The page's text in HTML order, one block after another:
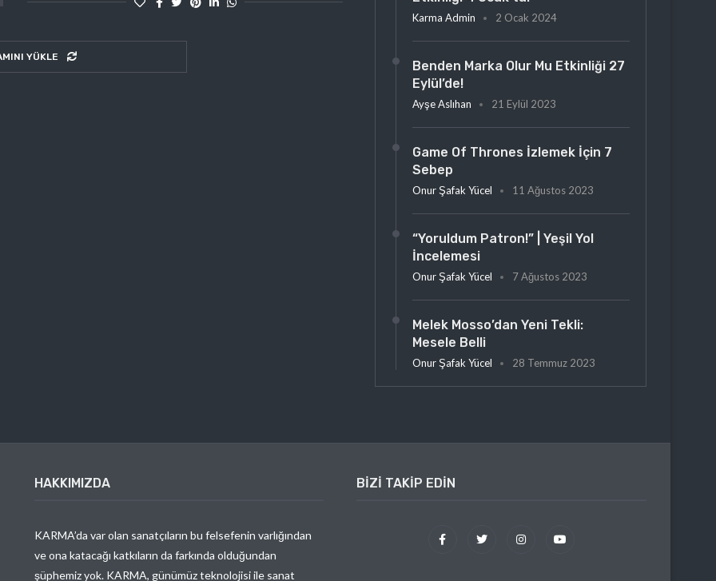
YÜKLE
Karma Admin 2 Ocak 2024
Benden Marka Olur Mu Etkinliği 27
Eylül’de!
Ayşe Aslıhan 21 Eylül 2023
Game Of Thrones İzlemek İçin 7
Sebep
Onur Şafak Yücel 11 Ağustos 2023
“Yoruldum Patron!” | Yeşil Yol
İncelemesi
Onur Şafak Yücel 7 Ağustos 2023
Melek Mosso’dan Yeni Tekli:
Mesele Belli
Onur Şafak Yücel 28 Temmuz 2023
HAKKIMIZDA
KARMA’da var olan sanatçıların bu felsefenin varlığından
ve ona katacağı katkıların da farkında olduğundan
şüphemiz yok. KARMA, günümüz teknolojisi ile sanat
BIZI TAKIP EDIN